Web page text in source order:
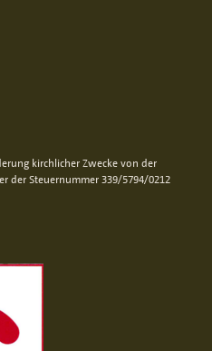
kirchlicher Zwecke von der
der Steuernummer 339/5794/0212